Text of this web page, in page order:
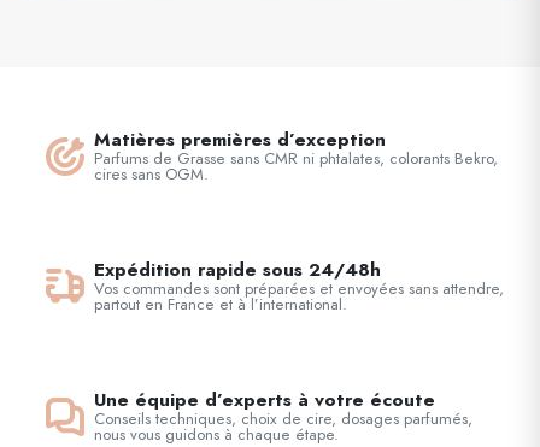
Matières premières d’exception
Parfums de Grasse sans CMR ni phtalates, colorants Bekro,
cires sans OGM.
Expédition rapide sous 24/48h
Vos commandes sont préparées et envoyées sans attendre,
partout en France et à l’international.
Une équipe d’experts à votre écoute
Conseils techniques, choix de cire, dosages parfumés,
nous vous guidons à chaque étape.